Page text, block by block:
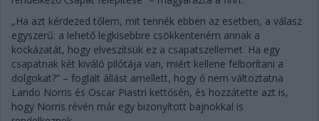
„Ha azt kérdezed tőlem, mit tennék ebben az esetben, a válasz
egyszerű: a lehető legkisebbre csökkenteném annak a
kockázatát, hogy elveszítsük ez a csapatszellemet. Ha egy
csapatnak két kiváló pilótája van, miért kellene felborítani a
dolgokat?” – foglalt állást amellett, hogy ő nem változtatna
Lando Norris és Oscar Piastri kettősén, és hozzátette azt is,
hogy Norris révén már egy bizonyított bajnokkal is